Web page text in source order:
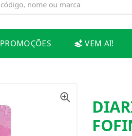
PROMOÇÕES VEM AI!